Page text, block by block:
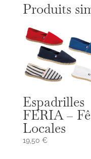
Produits
Espadrilles
FERIA –
Locales
19,50 €